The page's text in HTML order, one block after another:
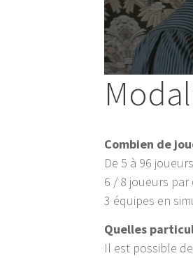
Combien de
De 5 à 96
6 / 8 joueurs par
3 équipes en
Quelles
Il est possible